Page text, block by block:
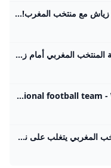
بلماضي يُعقّد مستقبل حكيم زياش مع منتخب المغرب! 2 - يونيو - 2025المنتخب الجزائري جمال بلماضي حكيم زياش منذ 19 ساعة8 - سبتمبر - 20258 - سبتمبر - 20256 - سبتمبر - 2025
تعديلات واسعة على تشكيلة المنتخب المغربي أمام زامبيا رياضةيتجه مدرب المنتخب المغربي وليد الركراكي، إلى إجراء تعديلات واسعة على التشكيلة الأساسية خلال مواجهة منتخب زامبيا على أرضه بالعاصمة لوساكا، زوال اليوم الاثنين، لحساب الجولة قبل الأخيرة من التصفيات الإفريقية المؤهلة إلى بطولة كأس العالم 2026، في الولايات المتحدة الأميركية وكندا والمكسيك. وتأتي هذه التعديلات الواسعة على التشكيلة الأساسية، التي تواجه زامبيا، بعدما حسم “أسود الأطلس” التأهل مبكرا إلى المونديال، عقب الانتصار الساحق على منتخب النيجر بخماسية نظيفة، يوم الجمعة الماضي، بملعب المجمع الرياضي الأمير مولاي عبد الله بالرباط، بالإضافة إلى رغبة الركراكي في إراحة عدد من اللاعبين الأساسيين، من أجل منحهم فرصة استرجاع لياقتهم البدنية، بعد الإجهاد الذي عانوه في الفترة الأخيرة.
Morocco national football team - Wikipedia 72 languages- Afrikaans العربية Asturianu Azərbaycanca تۆرکجه Basa Bali বাংলা 閩南語 / Bân-lâm-gí Беларуская Беларуская
رياضة : مونديال 2026..المنتخب المغربي يتغلب على نظيره الزامبي تغلب المنتخب الوطني المغربي على نظيره الزامبي ، بهدفين دون رد، في المباراة التي جمعتهما اليوم الاثنين على أرضية ملعب ليفي مواناواسا بمدينة ندولا (شمال زامبيا)، برسم الجولة الثامنة من التصفيات الإفريقية المؤهلة لكأس العالم 2026، مواصلا تحقيق العلامة الكاملة . الصحراء المغربية الإثنين 08 شتنبر 2025 - 16:16 الإثنين 08 شتنبر 2025 - 10:06 الإثنين 08 شتنبر 2025 - 09:58 الأحد 07 شتنبر 2025 - 11:21 السبت 06 شتنبر 2025 - 11:07 السبت 06 شتنبر 2025 - 11:01 الجمعة 05 شتنبر 2025 - 22:05 السبت 16 غشت 2025 - 17:04 الأحد 17 غشت 2025 - 23:03 الأحد 17 غشت 2025 - 23:07 الأحد 17 غشت 2025 - 23:16 الإثنين 18 غشت 2025 - 10:19 الثلاثاء 09 شتنبر 2025 - 17:17 الثلاثاء 09 شتنبر 2025 - 16:48 الثلاثاء 09 شتنبر 2025 - 16:26 الثلاثاء 09 شتنبر 2025 - 16:24 الثلاثاء 09 شتنبر 2025 - 14:22